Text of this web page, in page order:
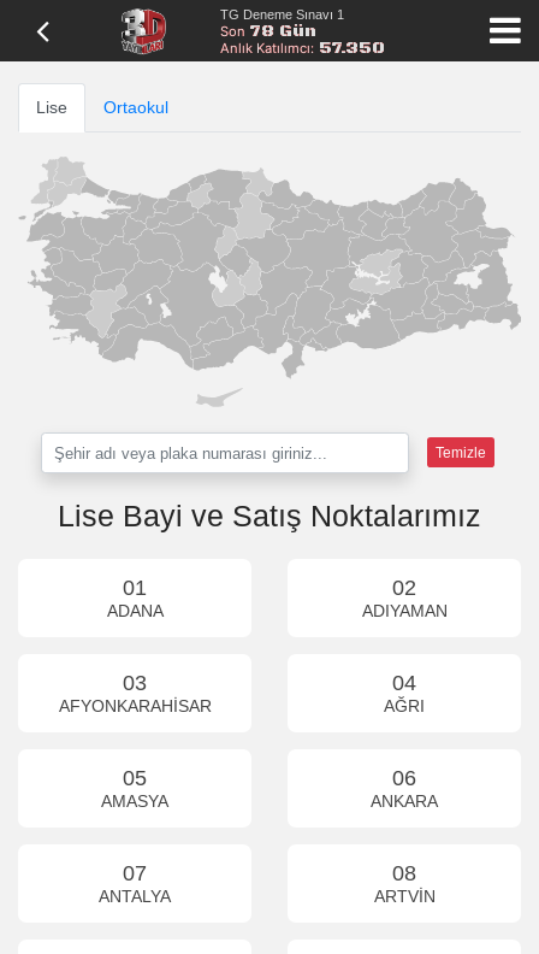
TG Deneme Sınavı 1
Son 78 Gün
Anlık Katılımcı: 57.350
Lise Ortaokul
Temizle
Lise Bayi ve Satış Noktalarımız
01
ADANA
02
ADIYAMAN
03
AFYONKARAHİSAR
04
AĞRI
05
AMASYA
06
ANKARA
07
ANTALYA
08
ARTVİN